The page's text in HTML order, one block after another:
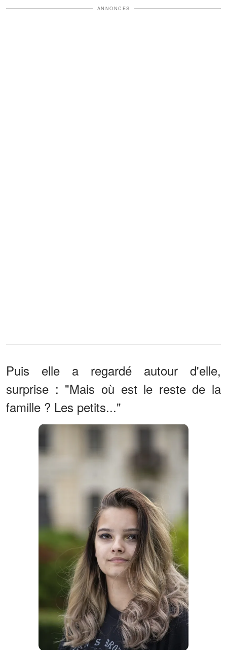
ANNONCES
Puis elle a regardé autour d'elle,
surprise : "Mais où est le reste de la
famille ? Les petits..."